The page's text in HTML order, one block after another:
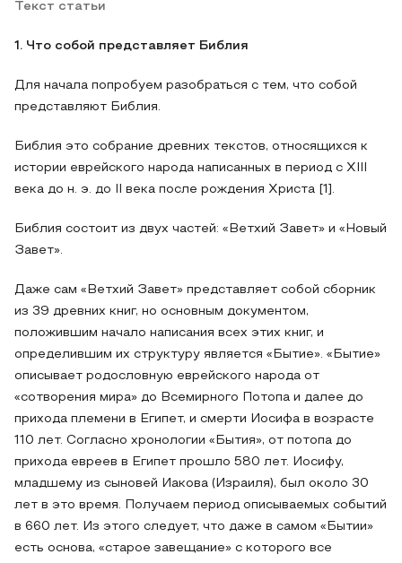
Текст статьи
1. Что собой представляет Библия
Для начала попробуем разобраться с тем, что собой
представляют Библия.
Библия это собрание древних текстов, относящихся к
истории еврейского народа написанных в период с XIII
века до н. э. до II века после рождения Христа [1].
Библия состоит из двух частей: «Ветхий Завет» и «Новый
Завет».
Даже сам «Ветхий Завет» представляет собой сборник
из 39 древних книг, но основным документом,
положившим начало написания всех этих книг, и
определившим их структуру является «Бытие». «Бытие»
описывает родословную еврейского народа от
«сотворения мира» до Всемирного Потопа и далее до
прихода племени в Египет, и смерти Иосифа в возрасте
110 лет. Согласно хронологии «Бытия», от потопа до
прихода евреев в Египет прошло 580 лет. Иосифу,
младшему из сыновей Иакова (Израиля), был около 30
лет в это время. Получаем период описываемых событий
в 660 лет. Из этого следует, что даже в самом «Бытии»
есть основа, «старое завещание» с которого все